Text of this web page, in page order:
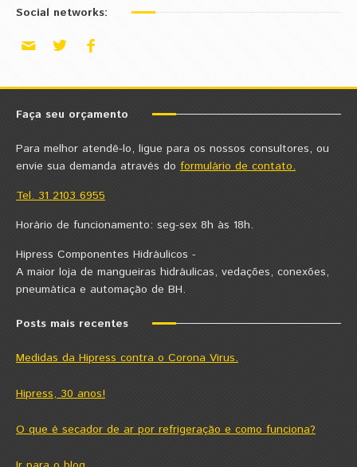
Social networks:
Faça seu orçamento
Para melhor atendê-lo, ligue para os nossos consultores, ou
envie sua demanda através do formulário de contato.
Tel. 31 2103 6955
Horário de funcionamento: seg-sex 8h às 18h.
Hipress Componentes Hidráulicos -
A maior loja de mangueiras hidráulicas, vedações, conexões,
pneumática e automação de BH.
Posts mais recentes
Medidas da Hipress contra o Corona Virus.
Hipress, 30 anos!
O que é secador de ar por refrigeração e como funciona?